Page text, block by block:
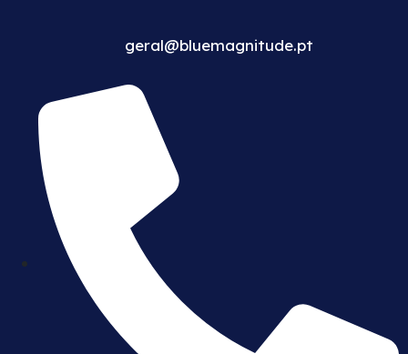
geral@bluemagnitude.pt